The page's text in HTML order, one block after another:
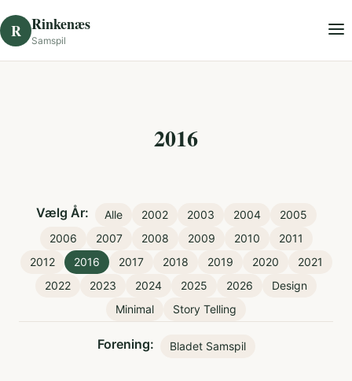
R Rinkenæs
Samspil
2016
Vælg År: Alle 2002 2003 2004
2005
2006
2007 2008 2009 2010
2011
2012
2016 2017 2018 2019 2020
2021
2022
2023 2024 2025 2026
Design
Minimal
Story Telling
Forening: Bladet Samspil